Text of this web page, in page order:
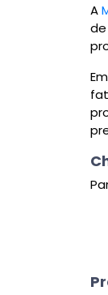
A